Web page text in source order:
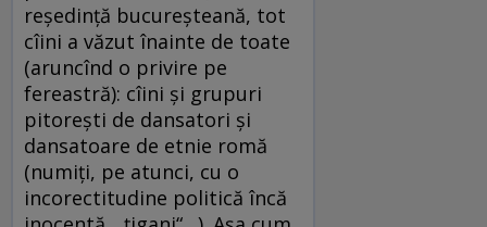
reşedinţă bucureşteană, tot
cîini a văzut înainte de toate
(aruncînd o privire pe
fereastră): cîini şi grupuri
pitoreşti de dansatori şi
dansatoare de etnie romă
(numiţi, pe atunci, cu o
incorectitudine politică încă